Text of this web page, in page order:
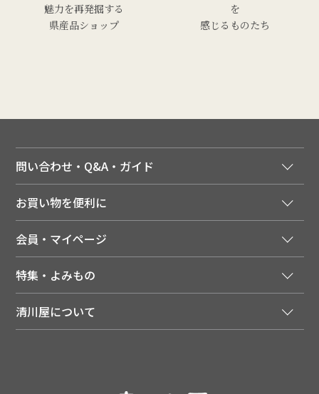
魅力を再発掘する
県産品ショップ
を
感じるものたち
問い合わせ・Q&A・ガイド
ご利用ガイド
領収書について
送料について
配達日について
返品について
お買い物を便利に
季節のカタログを無料でお届け
店舗・ECポイント共通アプリ
LINEお友だち登録
会員・マイページ
会員特典について
注文履歴
特集・よみもの
メディア掲載商品
清川屋について